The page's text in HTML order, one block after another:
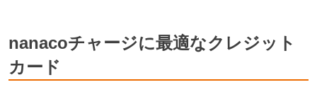
nanacoチャージに最適なクレジット
カード